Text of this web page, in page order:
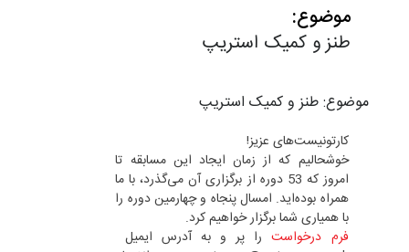
موضوع:
طنز و کمیک استریپ
موضوع: طنز و کمیک استریپ
کارتونیست‌های عزیز!
خوشحالیم که از زمان ایجاد این مسابقه تا
امروز که 53 دوره از برگزاری آن می‌گذرد، با ما
همراه بوده‌اید. امسال پنجاه و چهارمین دوره را
با همیاری شما برگزار خواهیم کرد.
فرم درخواسترا پر و به آدرس ایمیل